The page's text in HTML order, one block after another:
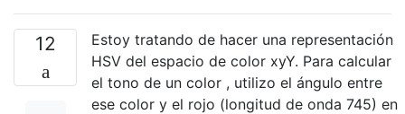
12
Estoy tratando de hacer una representación
HSV del espacio de color xyY. Para calcular
el tono de un color , utilizo el ángulo entre
ese color y el rojo (longitud de onda 745) en